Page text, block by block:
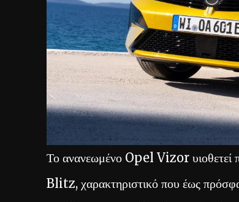
Το ανανεωμένο Opel Vizor υιοθετεί
Blitz, χαρακτηριστικό που έως